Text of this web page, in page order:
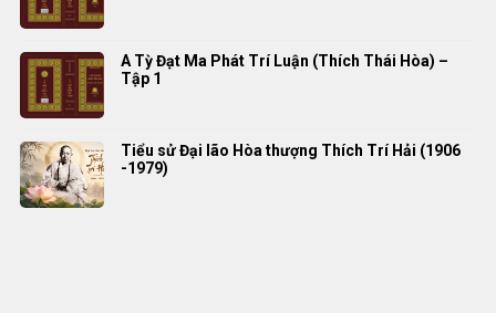
A Tỳ Đạt Ma Phát Trí Luận (Thích Thái Hòa) –
Tập 1
Tiểu sử Đại lão Hòa thượng Thích Trí Hải (1906
-1979)